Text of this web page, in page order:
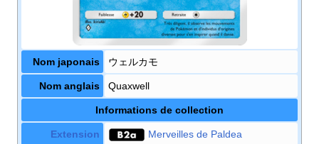
Nom japonais ウェルカモ
Nom anglais Quaxwell
Informations de collection
Extension Merveilles de Paldea